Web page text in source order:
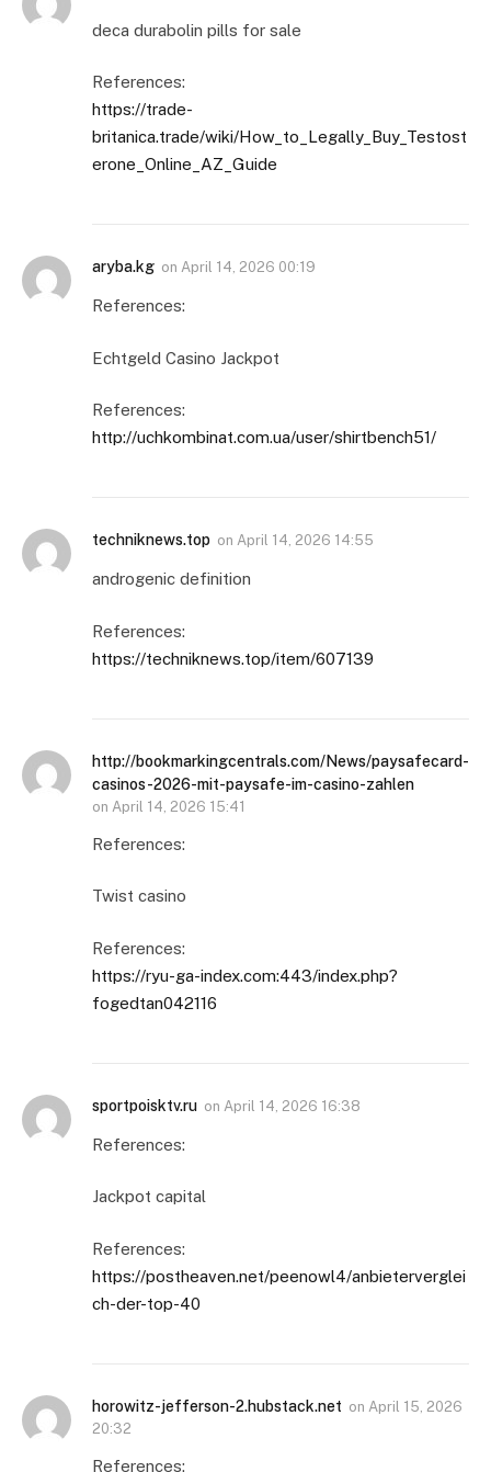
deca durabolin pills for sale
References:
https://trade-
britanica.trade/wiki/How_to_Legally_Buy_Testost
erone_Online_AZ_Guide
aryba.kg on April 14, 2026 00:19
References:
Echtgeld Casino Jackpot
References:
http://uchkombinat.com.ua/user/shirtbench51/
techniknews.top on April 14, 2026 14:55
androgenic definition
References:
https://techniknews.top/item/607139
http://bookmarkingcentrals.com/News/paysafecard-
casinos-2026-mit-paysafe-im-casino-zahlen
on April 14, 2026 15:41
References:
Twist casino
References:
https://ryu-ga-index.com:443/index.php?
fogedtan042116
sportpoisktv.ru on April 14, 2026 16:38
References:
Jackpot capital
References:
https://postheaven.net/peenowl4/anbieterverglei
ch-der-top-40
horowitz-jefferson-2.hubstack.net on April 15, 2026
20:32
References: